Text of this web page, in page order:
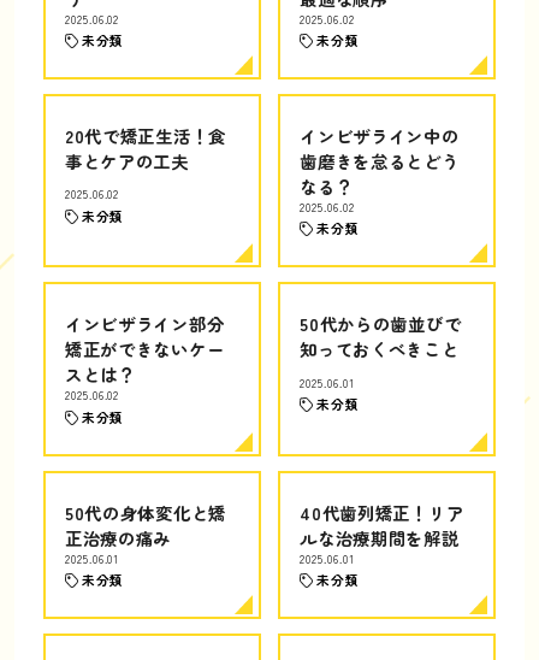
2025.06.02
未分類
2025.06.02
未分類
20代で矯正生活！食
事とケアの工夫
2025.06.02
未分類
インビザライン中の
歯磨きを怠るとどう
なる？
2025.06.02
未分類
インビザライン部分
矯正ができないケー
スとは？
2025.06.02
未分類
50代からの歯並びで
知っておくべきこと
2025.06.01
未分類
50代の身体変化と矯
正治療の痛み
2025.06.01
未分類
40代歯列矯正！リア
ルな治療期間を解説
2025.06.01
未分類